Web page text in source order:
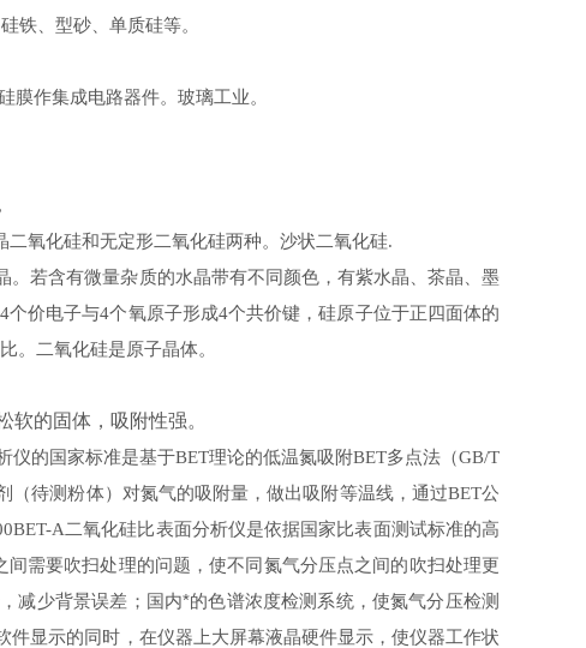
铁、型砂、单质硅等。
膜作集成电路器件。玻璃工业。
,
二氧化硅和无定形二氧化硅两种。沙状二氧化硅.
若含有微量杂质的水晶带有不同颜色，有紫水晶、茶晶、墨
4个价电子与4个氧原子形成4个共价键，硅原子位于正四面体的
。二氧化硅是原子晶体。
的固体，吸附性强。
仪的国家标准是基于BET理论的低温氮吸附BET多点法（GB/T
（待测粉体）对氮气的吸附量，做出吸附等温线，通过BET公
A二氧化硅比表面分析仪是依据国家比表面测试标准的高
需要吹扫处理的问题，使不同氮气分压点之间的吹扫处理更
减少背景误差；国内*的色谱浓度检测系统，使氮气分压检测
显示的同时，在仪器上大屏幕液晶硬件显示，使仪器工作状